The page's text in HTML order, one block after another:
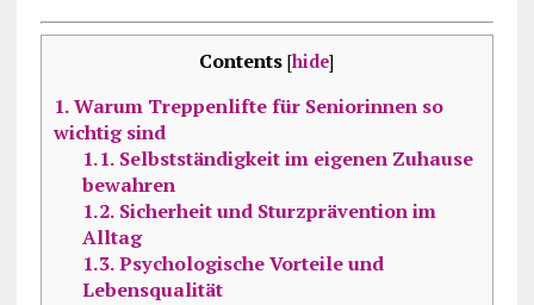
Contents [hide]
1.Warum Treppenlifte für Seniorinnen so
wichtig sind
1.1.Selbstständigkeit im eigenen Zuhause
bewahren
1.2.Sicherheit und Sturzprävention im
Alltag
1.3.Psychologische Vorteile und
Lebensqualität